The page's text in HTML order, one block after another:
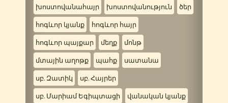
խոստովանահայր խոստովանություն ծեր
հոգևոր կյանք հոգևոր հայր
հոգևոր պայքար մեղք մոնթ
մտային աղոթք պահք սատանա
սբ. Զատիկ սբ. Հայրեր
սբ. Մարիամ Եգիպտացի վանական կյանք